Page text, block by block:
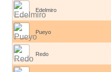
Edelmiro
Pueyo
Redo